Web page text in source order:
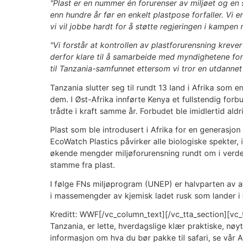
"Plast er en nummer én forurenser av miljøet og
enn hundre år før en enkelt plastpose forfaller. Vi
vi vil jobbe hardt for å støtte regjeringen i kampen
"Vi forstår at kontrollen av plastforurensning
derfor klare til å samarbeide med myndighetene
til Tanzania-samfunnet ettersom vi tror en
Tanzania slutter seg til rundt 13 land i Afrika som
dem. I Øst-Afrika innførte Kenya et fullstendig
trådte i kraft samme år. Forbudet ble imidlertid
Plast som ble introdusert i Afrika for en
EcoWatch Plastics påvirker alle biologiske
økende mengder miljøforurensning rundt om i
stamme fra plast.
I følge FNs miljøprogram (UNEP) er halvparten av
i massemengder av kjemisk ladet rusk som lander
Kreditt: WWF[/vc_column_text][/
Tanzania, er lette, hverdagslige klær praktiske,
informasjon om hva du bør pakke til safari, se vår